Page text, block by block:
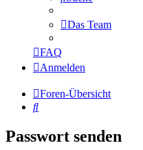
Das Team
FAQ
Anmelden
Foren-Übersicht
Suche
Passwort senden